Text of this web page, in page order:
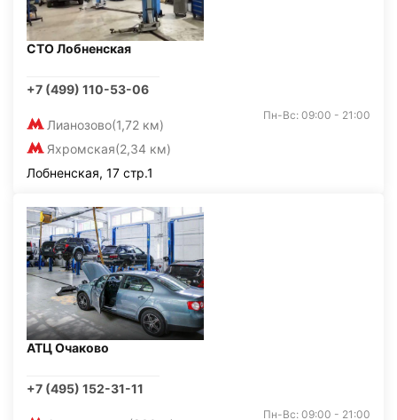
СТО Лобненская
+7 (499) 110-53-06
Лианозово(1,72 км)
Яхромская(2,34 км)
Пн-Вс: 09:00 - 21:00
Лобненская, 17 стр.1
АТЦ Очаково
+7 (495) 152-31-11
Пн-Вс: 09:00 - 21:00